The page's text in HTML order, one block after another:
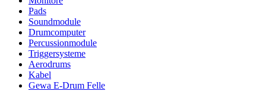
Pads
Soundmodule
Drumcomputer
Percussionmodule
Triggersysteme
Aerodrums
Kabel
Gewa E-Drum Felle